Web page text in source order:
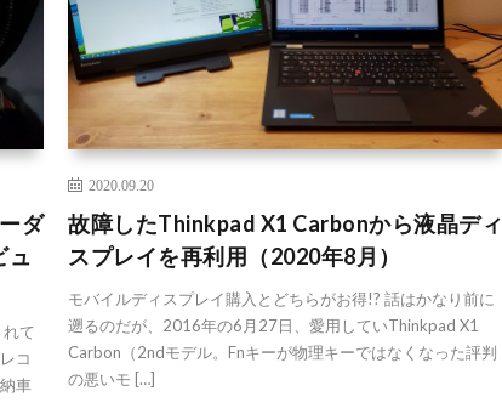
ダ
ュ
て
コ
車
2020.09.20
故障したThinkpad X1 Carbonから液晶ディ
スプレイを再利用（2020年8月）
モバイルディスプレイ購入とどちらがお得!? 話はかなり前に
遡るのだが、2016年の6月27日、愛用していThinkpad X1
Carbon（2ndモデル。Fnキーが物理キーではなくなった評判
の悪いモ […]